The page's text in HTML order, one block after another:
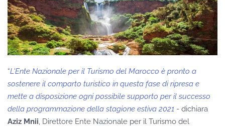
“L'Ente Nazionale per il Turismo del Marocco è pronto a
sostenere il comparto turistico in questa fase di ripresa e
mette a disposizione ogni possibile supporto per il successo
della programmazione della stagione estiva 2021 - dichiara
Aziz Mnii, Direttore Ente Nazionale per il Turismo del